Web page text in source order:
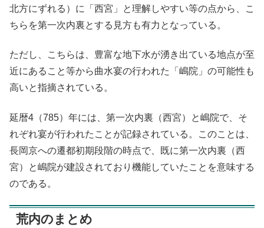
北方にずれる）に「西宮」と理解しやすい等の点から、こ
ちらを第一次内裏とする見方も有力となっている。
ただし、こちらは、豊富な地下水が湧き出ている地点が至
近にあること等から曲水宴の行われた「嶋院」の可能性も
高いと指摘されている。
延暦4（785）年には、第一次内裏（西宮）と嶋院で、そ
れぞれ宴が行われたことが記録されている。このことは、
長岡京への遷都初期段階の時点で、既に第一次内裏（西
宮）と嶋院が建設されており機能していたことを意味する
のである。
荒内のまとめ